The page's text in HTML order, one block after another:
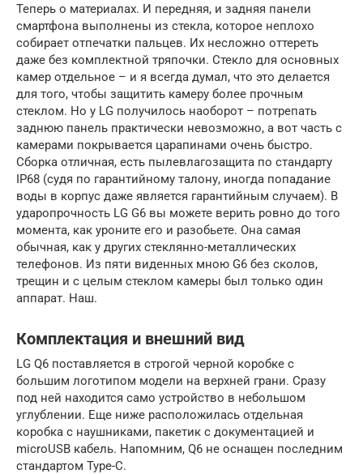
Теперь о материалах. И передняя, и задняя панели
смартфона выполнены из стекла, которое неплохо
собирает отпечатки пальцев. Их несложно оттереть
даже без комплектной тряпочки. Стекло для основных
камер отдельное – и я всегда думал, что это делается
для того, чтобы защитить камеру более прочным
стеклом. Но у LG получилось наоборот – потрепать
заднюю панель практически невозможно, а вот часть с
камерами покрывается царапинами очень быстро.
Сборка отличная, есть пылевлагозащита по стандарту
IP68 (судя по гарантийному талону, иногда попадание
воды в корпус даже является гарантийным случаем). В
ударопрочность LG G6 вы можете верить ровно до того
момента, как уроните его и разобьете. Она самая
обычная, как у других стеклянно-металлических
телефонов. Из пяти виденных мною G6 без сколов,
трещин и с целым стеклом камеры был только один
аппарат. Наш.
Комплектация и внешний вид
LG Q6 поставляется в строгой черной коробке с
большим логотипом модели на верхней грани. Сразу
под ней находится само устройство в небольшом
углублении. Еще ниже расположилась отдельная
коробка с наушниками, пакетик с документацией и
microUSB кабель. Напомним, Q6 не оснащен последним
стандартом Type-C.